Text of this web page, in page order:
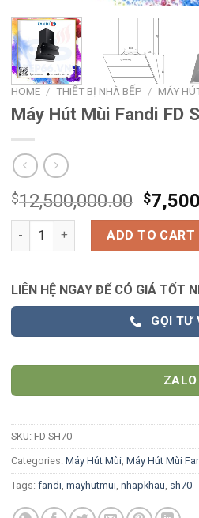
HOME / THIẾT BỊ NHÀ BẾP / MÁY
Máy Hút Mùi Fandi FD
$12,500,000.00 $
Máy Hút Mùi Fandi FD SH70
ADD TO CART
LIÊN HỆ NGAY ĐỂ CÓ GIÁ TỐT
GỌI TƯ
ZALO
SKU: FD SH70
Categories: Máy Hút Mùi Máy Hút Mùi
Tags: fandi mayhutmui nhapkhau sh70